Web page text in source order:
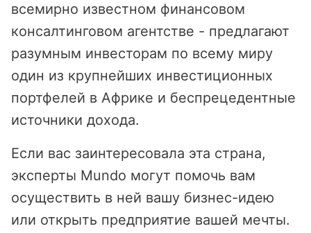
всемирно известном финансовом
консалтинговом агентстве - предлагают
разумным инвесторам по всему миру
один из крупнейших инвестиционных
портфелей в Африке и беспрецедентные
источники дохода.
Если вас заинтересовала эта страна,
эксперты Mundo могут помочь вам
осуществить в ней вашу бизнес-идею
или открыть предприятие вашей мечты.